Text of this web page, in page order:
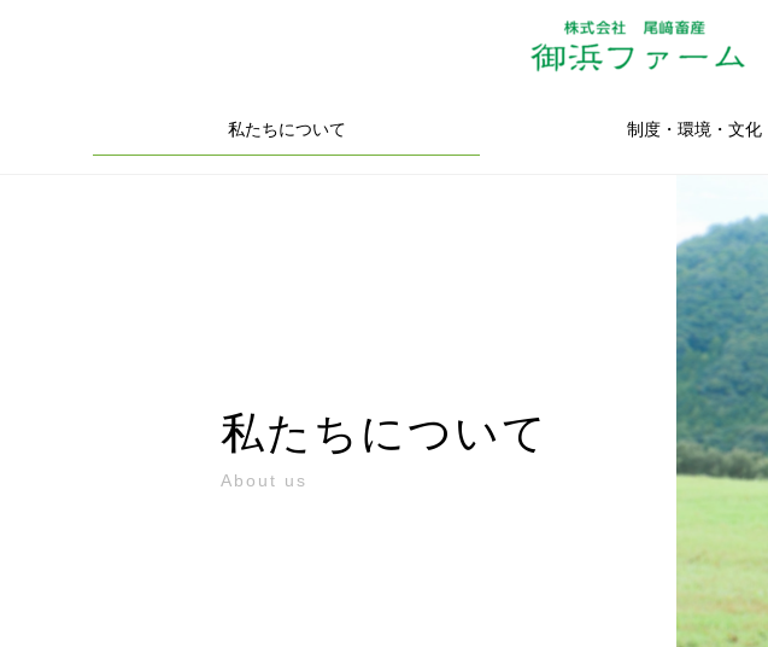
私たちについて 制度・環境・文化
私たちについて
About us